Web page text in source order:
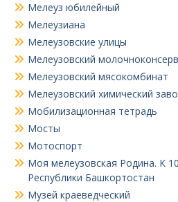
Мелеуз юбилейный
Мелеузиана
Мелеузовские улицы
Мелеузовский
Мелеузовский мясокомбинат
Мелеузовский химический
Мобилизационная тетрадь
Мосты
Мотоспорт
Моя мелеузовская Родина. К
Республики Башкортостан
Музей краеведческий